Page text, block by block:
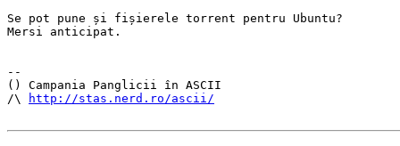
Se pot pune și fișierele torrent pentru Ubuntu?
Mersi anticipat.
--
() Campania Panglicii în ASCII
/\
http://stas.nerd.ro/ascii/